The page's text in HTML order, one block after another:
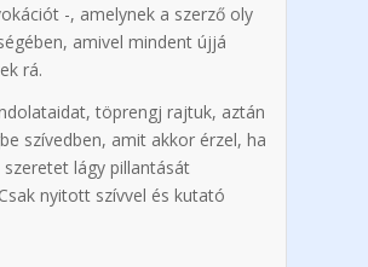
-, amelynek a szerző oly
amivel mindent újjá
rá.
töprengj rajtuk, aztán
szívedben, amit akkor érzel, ha
lágy pillantását
nyitott szívvel és kutató